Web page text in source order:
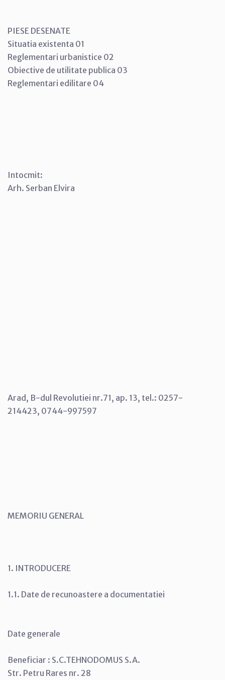
PIESE DESENATE
Situatia existenta 01
Reglementari urbanistice 02
Obiective de utilitate publica 03
Reglementari edilitare 04
Intocmit:
Arh. Serban Elvira
Arad, B-dul Revolutiei nr.71, ap. 13, tel.: 0257-
214423, 0744-997597
MEMORIU GENERAL
1. INTRODUCERE
1.1. Date de recunoastere a documentatiei
Date generale
Beneficiar : S.C.TEHNODOMUS S.A.
Str. Petru Rares nr. 28